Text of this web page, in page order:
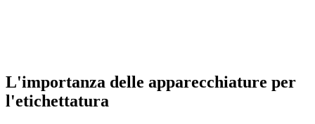
L'importanza delle apparecchiature per
l'etichettatura